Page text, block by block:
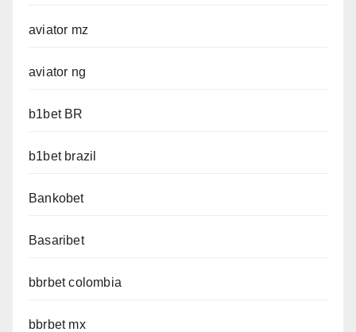
aviator mz
aviator ng
b1bet BR
b1bet brazil
Bankobet
Basaribet
bbrbet colombia
bbrbet mx